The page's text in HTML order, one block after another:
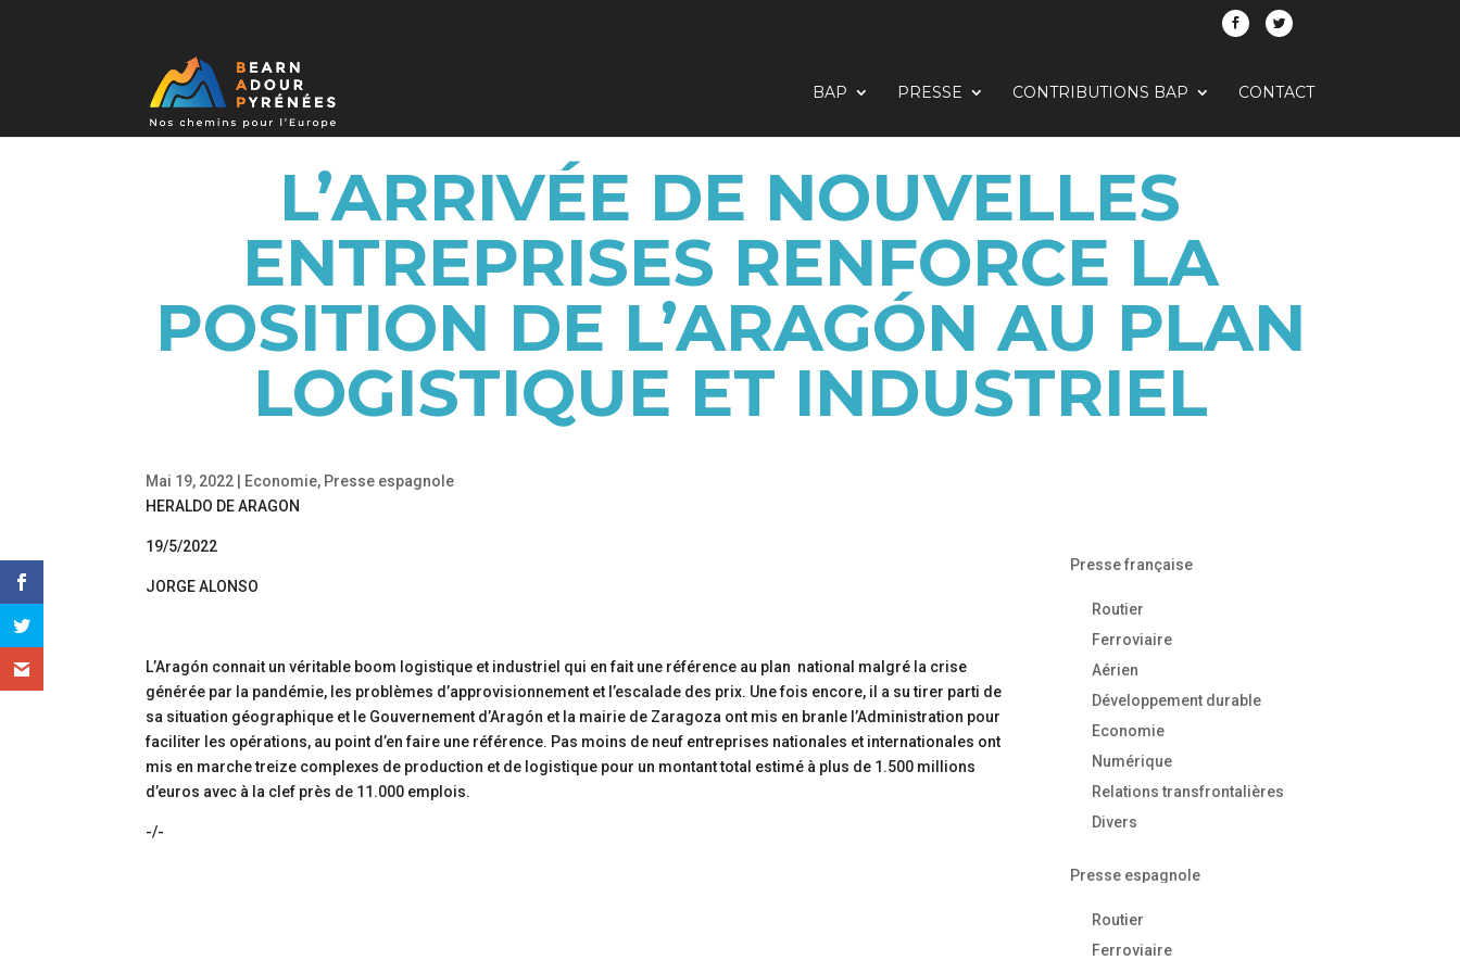
BAP PRESSE CONTRIBUTIONS BAP CONTACT
L’ARRIVÉE DE NOUVELLES
ENTREPRISES RENFORCE LA
POSITION DE L’ARAGÓN AU PLAN
LOGISTIQUE ET INDUSTRIEL
Mai 19, 2022 Economie, Presse espagnole
HERALDO DE ARAGON
19/5/2022
JORGE ALONSO
L’Aragón connait un véritable boom logistique et industriel qui en fait une référence au plan national malgré la crise
générée par la pandémie, les problèmes d’approvisionnement et l’escalade des prix. Une fois encore, il a su tirer parti de
sa situation géographique et le Gouvernement d’Aragón et la mairie de Zaragoza ont mis en branle l’Administration pour
faciliter les opérations, au point d’en faire une référence. Pas moins de neuf entreprises nationales et internationales ont
mis en marche treize complexes de production et de logistique pour un montant total estimé à plus de 1.500 millions
d’euros avec à la clef près de 11.000 emplois.
-/-
Presse française
Routier
Ferroviaire
Aérien
Développement durable
Economie
Numérique
Relations transfrontalières
Divers
Presse espagnole
Routier
Ferroviaire